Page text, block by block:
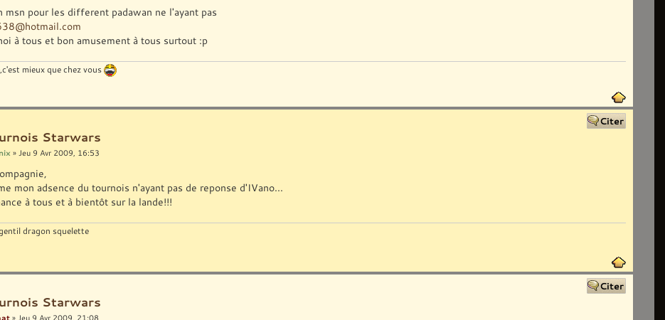
msn pour les different padawan ne l'ayant pas
à tous et bon amusement à tous surtout :p
mieux que chez vous
Starwars
» Jeu 9 Avr 2009, 16:53
mon adsence du tournois n'ayant pas de reponse d'IVano...
à tous et à bientôt sur la lande!!!
dragon squelette
Starwars
» Jeu 9 Avr 2009, 21:08